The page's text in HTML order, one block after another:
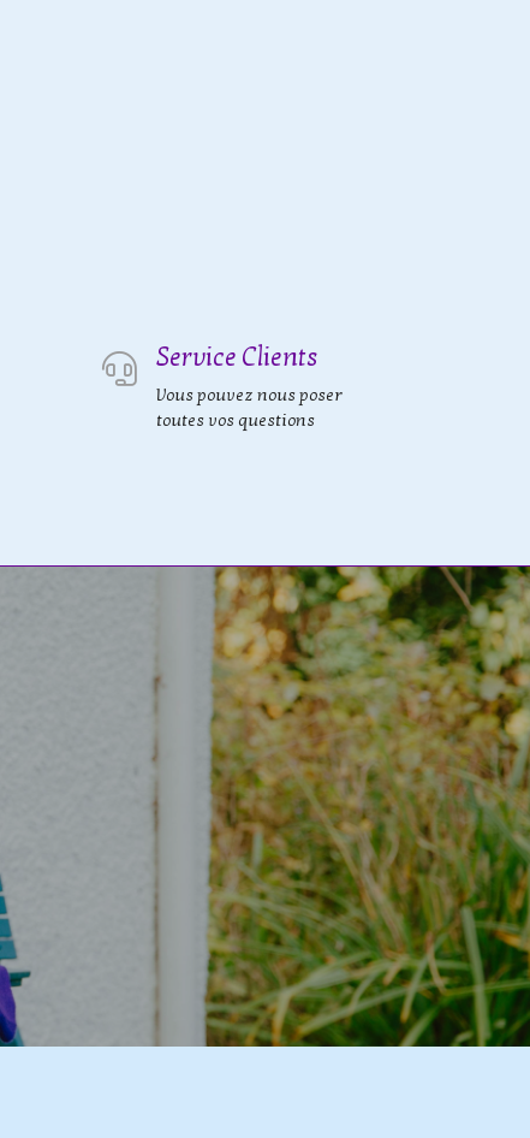
Service Clients
Vous pouvez nous poser
toutes vos questions